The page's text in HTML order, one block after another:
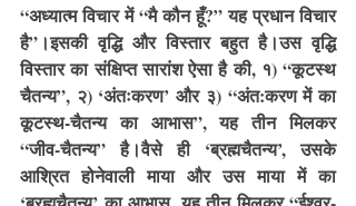
“अध्यात्म विचार में “मै कौन हूँ?” यह प्रधान विचार
है”।इसकी वृद्धि और विस्तार बहुत है।उस वृद्धि
विस्तार का संक्षिप्त सारांश ऐसा है की, १) “कूटस्थ
चैतन्य”, २) ‘अंतःकरण’ और ३) “अंत:करण में का
कूटस्थ-चैतन्य का आभास”, यह तीन मिलकर
“जीव-चैतन्य” है।वैसे ही ‘ब्रह्मचैतन्य’, उसके
आश्रित होनेवाली माया और उस माया में का